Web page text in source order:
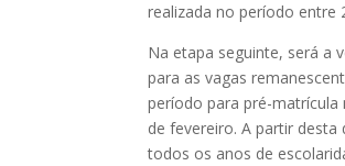
realizada no período entre
Na etapa seguinte, será a
para as vagas
período para pré-matrícula
de fevereiro. A partir
todos os anos de